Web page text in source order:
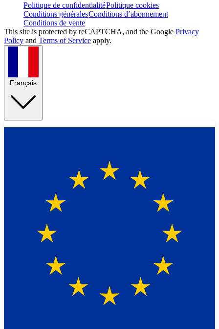
Politique de confidentialitéPolitique cookies
Conditions généralesConditions d’abonnement
Conditions de vente
This site is protected by reCAPTCHA, and the Google Privacy
Policy and Terms of Service apply.
Français